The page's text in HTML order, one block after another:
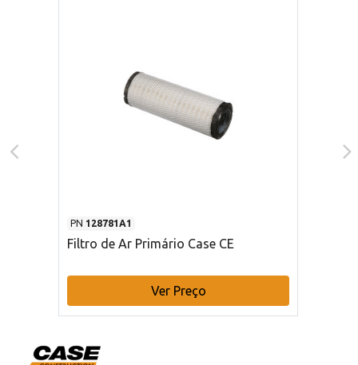
PN 128781A1
Filtro de Ar Primário Case CE
Ver Preço